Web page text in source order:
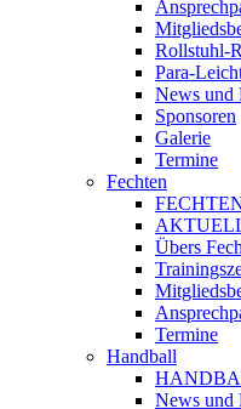
Rollstuhl-
Para-
News und
Sponsoren
Galerie
Termine
Fechten
Übers
Termine
Handball
News und